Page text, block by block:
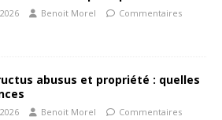
Benoit Morel
Commentaires
abusus et propriété : quelles
Benoit Morel
Commentaires